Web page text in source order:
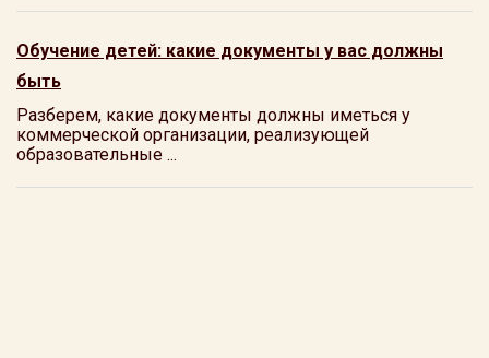
Обучение детей: какие документы у вас должны
быть
Разберем, какие документы должны иметься у
коммерческой организации, реализующей
образовательные ...